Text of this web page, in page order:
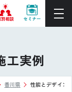
相談 セミナー
ご提案
クチャー
工実例
香川県 性能とデザイン